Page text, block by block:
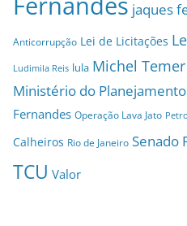
jaques
Anticorrupção Lei de Licitações
Ludimila Reis lula Michel Temer
Ministério do Planejamento
Fernandes Operação Lava Jato
Calheiros Rio de Janeiro Senado
TCU Valor